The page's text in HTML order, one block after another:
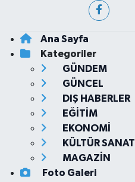
Ana Sayfa
Kategoriler
GÜNDEM
GÜNCEL
DIŞ HABERLER
EĞİTİM
EKONOMİ
KÜLTÜR SANAT
MAGAZİN
Foto Galeri